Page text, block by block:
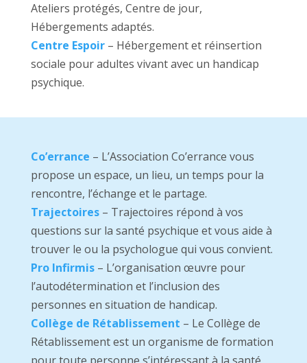
Ateliers protégés, Centre de jour,
Hébergements adaptés.
Centre Espoir– Hébergement et réinsertion
sociale pour adultes vivant avec un handicap
psychique.
Co’errance – L’Association Co’errance vous
propose un espace, un lieu, un temps pour la
rencontre, l’échange et le partage.
Trajectoires– Trajectoires répond à vos
questions sur la santé psychique et vous aide à
trouver le ou la psychologue qui vous convient.
Pro Infirmis– L’organisation œuvre pour
l’autodétermination et l’inclusion des
personnes en situation de handicap.
Collège de Rétablissement – Le Collège de
Rétablissement est un organisme de formation